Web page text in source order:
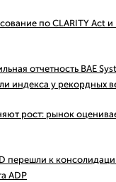
по CLARITY Act и
отчетность BAE
индекса у рекордных
рост: рынок
перешли к
ADP